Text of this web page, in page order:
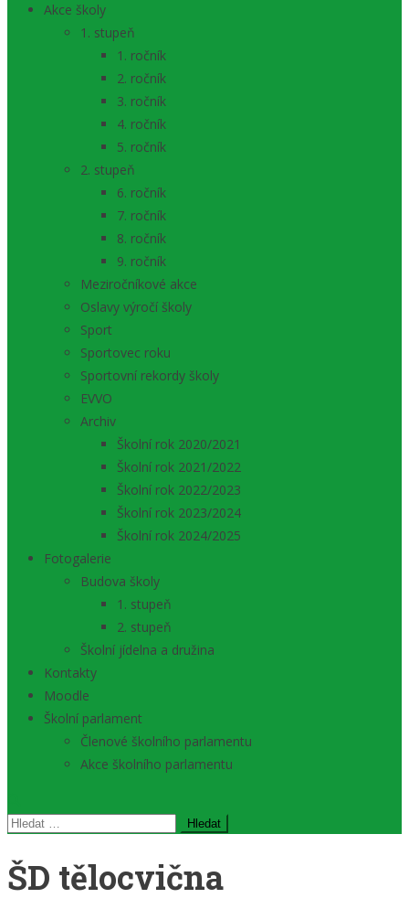
Akce školy
1. stupeň
1. ročník
2. ročník
3. ročník
4. ročník
5. ročník
2. stupeň
6. ročník
7. ročník
8. ročník
9. ročník
Meziročníkové akce
Oslavy výročí školy
Sport
Sportovec roku
Sportovní rekordy školy
EVVO
Archiv
Školní rok 2020/2021
Školní rok 2021/2022
Školní rok 2022/2023
Školní rok 2023/2024
Školní rok 2024/2025
Fotogalerie
Budova školy
1. stupeň
2. stupeň
Školní jídelna a družina
Kontakty
Moodle
Školní parlament
Členové školního parlamentu
Akce školního parlamentu
Vyhledávání
ŠD tělocvična